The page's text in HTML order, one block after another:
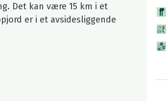
Det kan være 15 km i et
er i et avsidesliggende